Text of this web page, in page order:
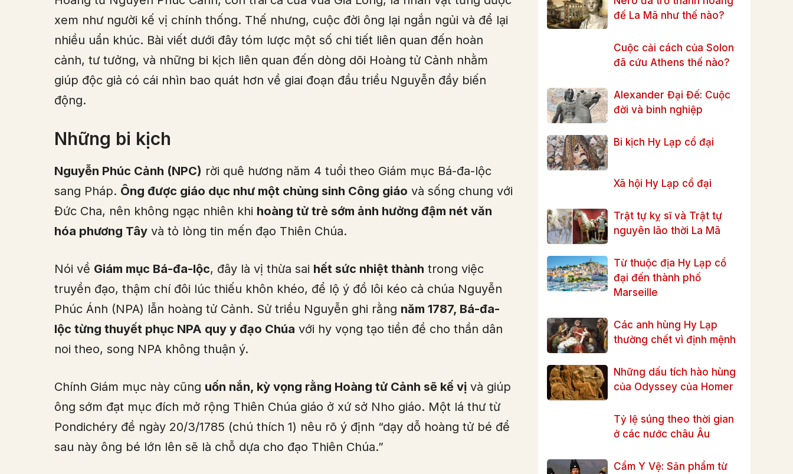
xem như người kế vị chính thống. Thế nhưng, cuộc đời ông lại ngắn ngủi và để lại
nhiều uẩn khúc. Bài viết dưới đây tóm lược một số chi tiết liên quan đến hoàn
cảnh, tư tưởng, và những bi kịch liên quan đến dòng dõi Hoàng tử Cảnh nhằm
giúp độc giả có cái nhìn bao quát hơn về giai đoạn đầu triều Nguyễn đầy biến
động.
Những bi kịch
Nguyễn Phúc Cảnh (NPC) rời quê hương năm 4 tuổi theo Giám mục Bá-đa-lộc
sang Pháp. Ông được giáo dục như một chủng sinh Công giáo và sống chung với
Đức Cha, nên không ngạc nhiên khi hoàng tử trẻ sớm ảnh hưởng đậm nét văn
hóa phương Tây và tỏ lòng tin mến đạo Thiên Chúa.
Nói về Giám mục Bá-đa-lộc, đây là vị thừa sai hết sức nhiệt thành trong việc
truyền đạo, thậm chí đôi lúc thiếu khôn khéo, để lộ ý đồ lôi kéo cả chúa Nguyễn
Phúc Ánh (NPA) lẫn hoàng tử Cảnh. Sử triều Nguyễn ghi rằng năm 1787, Bá-đa-
lộc từng thuyết phục NPA quy y đạo Chúa với hy vọng tạo tiền đề cho thần dân
noi theo, song NPA không thuận ý.
Chính Giám mục này cũng uốn nắn, kỳ vọng rằng Hoàng tử Cảnh sẽ kế vị và giúp
ông sớm đạt mục đích mở rộng Thiên Chúa giáo ở xứ sở Nho giáo. Một lá thư từ
Pondichéry đề ngày 20/3/1785 (chú thích 1) nêu rõ ý định “dạy dỗ hoàng tử bé để
sau này ông bé lớn lên sẽ là chỗ dựa cho đạo Thiên Chúa.”
đế La Mã như thế nào?
Cuộc cải cách của Solon
đã cứu Athens thế nào?
Alexander Đại Đế: Cuộc
đời và binh nghiệp
Bi kịch Hy Lạp cổ đại
Xã hội Hy Lạp cổ đại
Trật tự kỵ sĩ và Trật tự
nguyên lão thời La Mã
Từ thuộc địa Hy Lạp cổ
đại đến thành phố
Marseille
Các anh hùng Hy Lạp
thường chết vì định mệnh
Những dấu tích hào hùng
của Odyssey của Homer
Tỷ lệ súng theo thời gian
ở các nước châu Âu
Cẩm Y Vệ: Sản phẩm từ